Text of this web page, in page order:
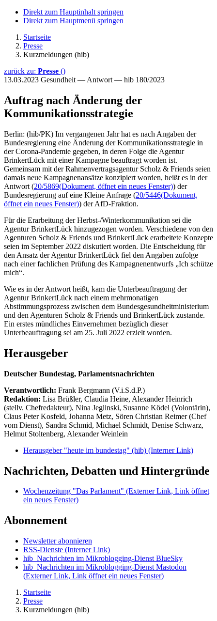
Direkt zum Hauptinhalt springen
Direkt zum Hauptmenü springen
Startseite
Presse
Kurzmeldungen (hib)
zurück zu: Presse ()
13.03.2023 Gesundheit — Antwort — hib 180/2023
Auftrag nach Änderung der
Kommunikationsstrategie
Berlin: (hib/PK) Im vergangenen Jahr hat es nach Angaben der
Bundesregierung eine Änderung der Kommunikationsstrategie in
der Corona-Pandemie gegeben, in deren Folge die Agentur
BrinkertLück mit einer Kampagne beauftragt worden ist.
Gemeinsam mit der Rahmenvertragsagentur Scholz & Friends seien
damals neue Kampagnenansätze konzipiert worden, heißt es in der
Antwort (20/5869(Dokument, öffnet ein neues Fenster)) der
Bundesregierung auf eine Kleine Anfrage (20/5446(Dokument,
öffnet ein neues Fenster)) der AfD-Fraktion.
Für die Erarbeitung der Herbst-/Winterkommunikation sei die
Agentur BrinkertLück hinzugezogen worden. Verschiedene von den
Agenturen Scholz & Friends und BrinkertLück erarbeitete Konzepte
seien im September 2022 diskutiert worden. Die Entscheidung für
den Ansatz der Agentur BrinkertLück fiel den Angaben zufolge
nach einer fachlichen Prüfung des Kampagnenentwurfs „Ich schütze
mich“.
Wie es in der Antwort heißt, kam die Unterbeauftragung der
Agentur BrinkertLück nach einem mehrmonatigen
Abstimmungsprozess zwischen dem Bundesgesundheitministerium
und den Agenturen Scholz & Friends und BrinkertLück zustande.
Ein erstes mündliches Einvernehmen bezüglich dieser
Unterbeauftragung sei am 25. Juli 2022 erzielt worden.
Herausgeber
Deutscher Bundestag, Parlamentsnachrichten
Verantwortlich: Frank Bergmann (V.i.S.d.P.)
Redaktion: Lisa Brüßler, Claudia Heine, Alexander Heinrich
(stellv. Chefredakteur), Nina Jeglinski, Susanne Ködel (Volontärin),
Claus Peter Kosfeld, Johanna Metz, Sören Christian Reimer (Chef
vom Dienst), Sandra Schmid, Michael Schmidt, Denise Schwarz,
Helmut Stoltenberg, Alexander Weinlein
Herausgeber "heute im bundestag" (hib) (Interner Link)
Nachrichten, Debatten und Hintergründe
Wochenzeitung "Das Parlament" (Externer Link, Link öffnet
ein neues Fenster)
Abonnement
Newsletter abonnieren
RSS-Dienste (Interner Link)
hib_Nachrichten im Mikroblogging-Dienst BlueSky
hib_Nachrichten im Mikroblogging-Dienst Mastodon
(Externer Link, Link öffnet ein neues Fenster)
Startseite
Presse
Kurzmeldungen (hib)